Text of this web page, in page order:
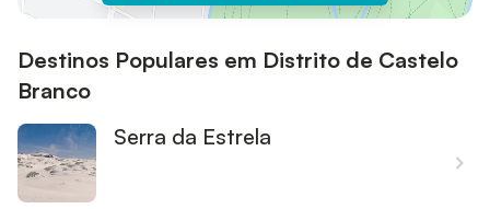
Destinos Populares em Distrito de Castelo
Branco
Serra da Estrela